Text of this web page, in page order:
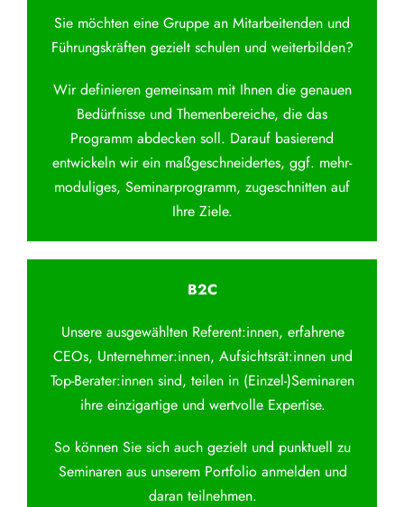
Sie möchten eine Gruppe an Mitarbeitenden und
Führungskräften gezielt schulen und weiterbilden?
Wir definieren gemeinsam mit Ihnen die genauen
Bedürfnisse und Themenbereiche, die das
Programm abdecken soll. Darauf basierend
entwickeln wir ein maßgeschneidertes, ggf. mehr-
moduliges, Seminarprogramm, zugeschnitten auf
Ihre Ziele.
B2C
Unsere ausgewählten Referent:innen, erfahrene
CEOs, Unternehmer:innen, Aufsichtsrät:innen und
Top-Berater:innen sind, teilen in (Einzel-)Seminaren
ihre einzigartige und wertvolle Expertise.
So können Sie sich auch gezielt und punktuell zu
Seminaren aus unserem Portfolio anmelden und
daran teilnehmen.